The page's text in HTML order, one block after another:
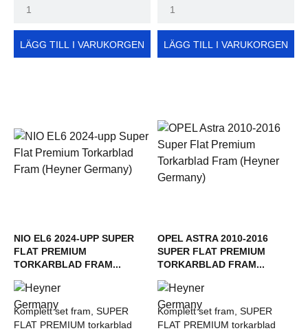
LÄGG TILL I VARUKORGEN LÄGG TILL I VARUKORGEN
NIO EL6 2024-UPP SUPER
FLAT PREMIUM
TORKARBLAD FRAM...
Komplett set fram, SUPER
FLAT PREMIUM torkarblad
OPEL ASTRA 2010-2016
SUPER FLAT PREMIUM
TORKARBLAD FRAM...
Komplett set fram, SUPER
FLAT PREMIUM torkarblad